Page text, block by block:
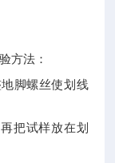
方法：
脚螺丝使划线
再把试样放在划